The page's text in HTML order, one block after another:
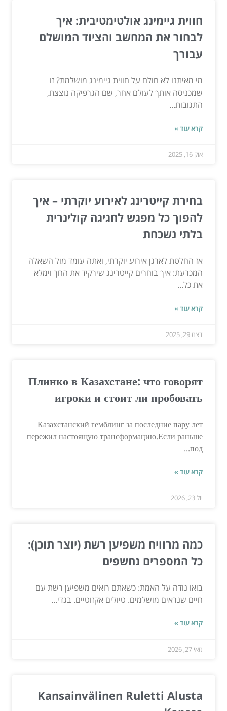
חווית גיימינג אולטימטיבית: איך
לבחור את המחשב והציוד המושלם
עבורך
מי מאיתנו לא חולם על חווית גיימינג מושלמת? זו
שמכניסה אותך לעולם אחר, שם הגרפיקה נוצצת,
התגובות...
קרא עוד »
אוק 16, 2025
בחירת קייטרינג לאירוע יוקרתי – איך
להפוך כל מפגש לחגיגה קולינרית
בלתי נשכחת
אז החלטת לארגן אירוע יוקרתי, ואתה עומד מול השאלה
המכרעת: איך בוחרים קייטרינג שירקיד את החך וימלא
את כל...
קרא עוד »
דצמ 29, 2025
Плинко в Казахстане: что говорят
игроки и стоит ли пробовать
Казахстанский гемблинг за последние пару лет
пережил настоящую трансформацию.Если раньше
под...
קרא עוד »
יול 23, 2026
כמה מרוויח משפיען רשת (יוצר תוכן):
כל המספרים נחשפים
בואו נודה על האמת: כשאתם רואים משפיען רשת עם
חיים שנראים מושלמים. טיולים אקזוטיים. בגדי...
קרא עוד »
מאי 27, 2026
Kansainvälinen Ruletti Alusta